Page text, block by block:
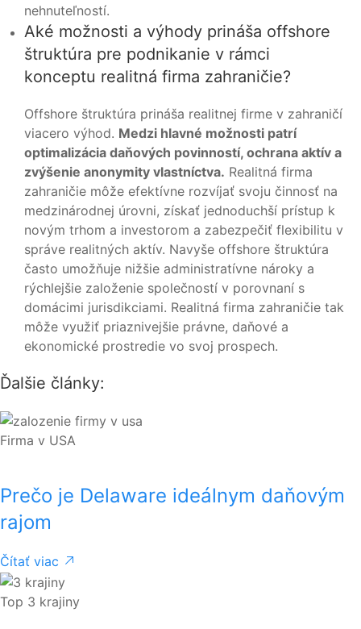
nehnuteľností.
Aké možnosti a výhody prináša offshore
štruktúra pre podnikanie v rámci
konceptu realitná firma zahraničie?
Offshore štruktúra prináša realitnej firme v zahraničí
viacero výhod. Medzi hlavné možnosti patrí
optimalizácia daňových povinností, ochrana aktív a
zvýšenie anonymity vlastníctva. Realitná firma
zahraničie môže efektívne rozvíjať svoju činnosť na
medzinárodnej úrovni, získať jednoduchší prístup k
novým trhom a investorom a zabezpečiť flexibilitu v
správe realitných aktív. Navyše offshore štruktúra
často umožňuje nižšie administratívne nároky a
rýchlejšie založenie společností v porovnaní s
domácimi jurisdikciami. Realitná firma zahraničie tak
môže využiť priaznivejšie právne, daňové a
ekonomické prostredie vo svoj prospech.
Ďalšie články:
Firma v USA
Prečo je Delaware ideálnym daňovým
rajom
Čítať viac
Top 3 krajiny